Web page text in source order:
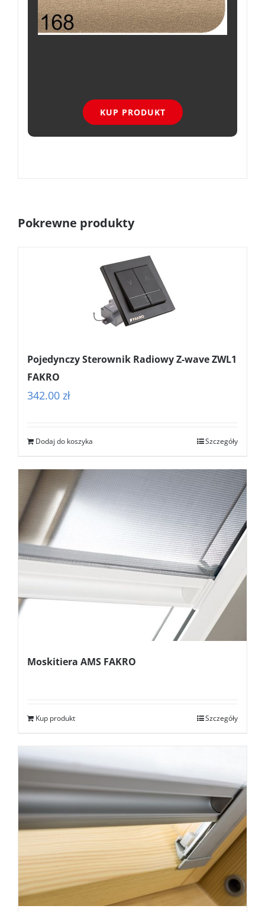
KUP PRODUKT
Pokrewne produkty
Pojedynczy Sterownik Radiowy Z-wave ZWL1
FAKRO
342.00 zł
Dodaj do koszyka Szczegóły
Moskitiera AMS FAKRO
Kup produkt Szczegóły